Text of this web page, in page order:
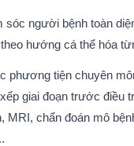
sóc người bệnh toàn
hướng cá thể hóa
phương tiện chuyên
giai đoạn trước điều
MRI, chẩn đoán mô